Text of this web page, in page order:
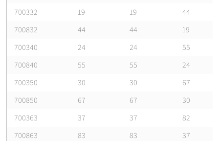
700332
19 19
44
700832
44 44
19
700340
24 24
55
700840
55 55
24
700350
30 30
67
700850
67 67
30
700363
37 37
82
700863
83 83
37